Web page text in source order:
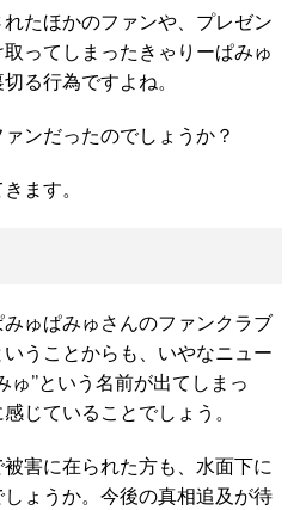
たほかのファンや、プレゼン
ってしまったきゃりーぱみゅ
る行為ですよね。
ンだったのでしょうか？
ます。
ゅぱみゅさんのファンクラブ
うことからも、いやなニュー
ゅ”という名前が出てしまっ
じていることでしょう。
害に在られた方も、水面下に
ょうか。今後の真相追及が待